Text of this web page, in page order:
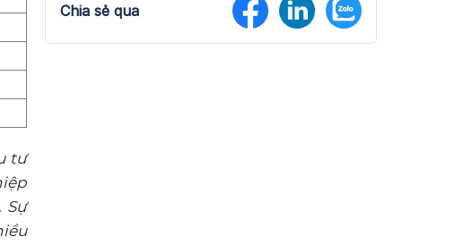
tư
Sự
Chia sẻ qua